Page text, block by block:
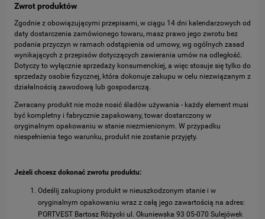
Zwrot produktów
Zgodnie z obowiązującymi przepisami, w ciągu 14 dni kalendarzowych od
daty dostarczenia zamówionego towaru, masz prawo jego zwrotu bez
podania przyczyn w ramach odstąpienia od umowy, wg ogólnych zasad
wynikających z przepisów dotyczących zawierania umów na odległość.
Dotyczy to wyłącznie sprzedaży konsumenckiej, a więc stosuje się tylko do
sprzedaży osobie fizycznej, która dokonuje zakupu w celu niezwiązanym z
działalnością zawodową lub gospodarczą.
Zwracany produkt nie może nosić śladów używania - każdy element musi
być kompletny i fabrycznie zapakowany, towar dostarczony w
oryginalnym opakowaniu w stanie niezmienionym. W przypadku
niespełnienia tego warunku, produkt nie zostanie przyjęty.
Jeżeli chcesz dokonać zwrotu produktu:
Odeślij zakupiony produkt w nieuszkodzonym stanie i w
oryginalnym opakowaniu wraz z całą jego zawartością na adres:
PORTVEST Bartosz Różycki ul. Okuniewska 93 05-070 Sulejówek